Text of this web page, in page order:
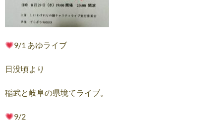
9/1 あゆライブ
日没頃より
稲武と岐阜の県境てライブ。
9/2